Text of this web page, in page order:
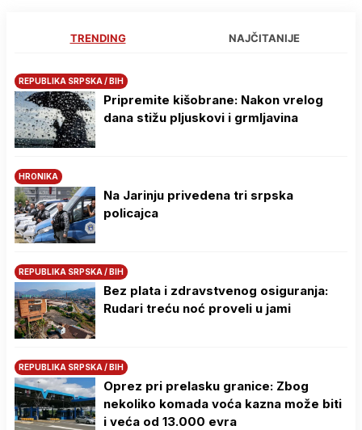
TRENDING NAJČITANIJE
REPUBLIKA SRPSKA / BIH
Pripremite kišobrane: Nakon vrelog
dana stižu pljuskovi i grmljavina
HRONIKA
Na Јarinju privedena tri srpska
policajca
REPUBLIKA SRPSKA / BIH
Bez plata i zdravstvenog osiguranja:
Rudari treću noć proveli u jami
REPUBLIKA SRPSKA / BIH
Oprez pri prelasku granice: Zbog
nekoliko komada voća kazna može biti
i veća od 13.000 evra